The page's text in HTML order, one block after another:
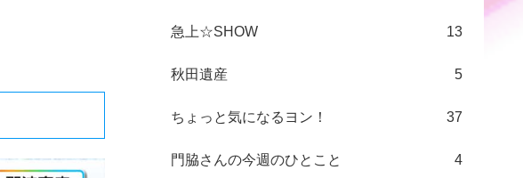
急上☆SHOW 13
秋田遺産 5
ちょっと気になるヨン！ 37
門脇さんの今週のひとこと 4